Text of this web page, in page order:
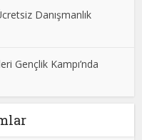
Danışmanlık
Gençlik Kampı’nda